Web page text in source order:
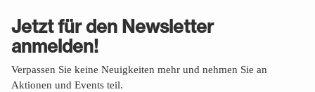
Jetzt für den Newsletter
anmelden!
Verpassen Sie keine Neuigkeiten mehr und nehmen Sie an
Aktionen und Events teil.